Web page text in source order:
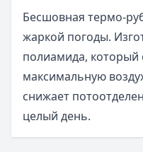
Бесшовная термо-
жаркой погоды.
полиамида, который
максимальную
снижает
целый день.